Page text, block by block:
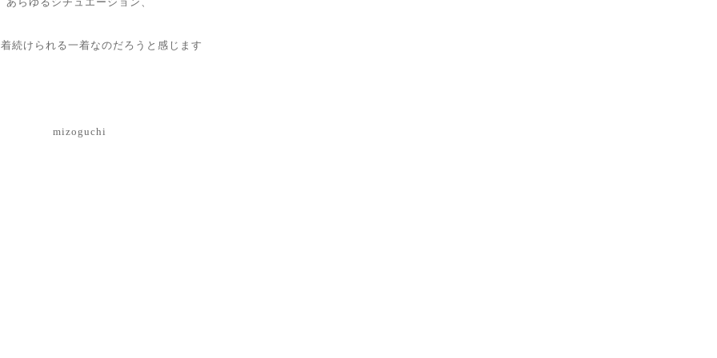
続けられる一着なのだろうと感じます
mizoguchi